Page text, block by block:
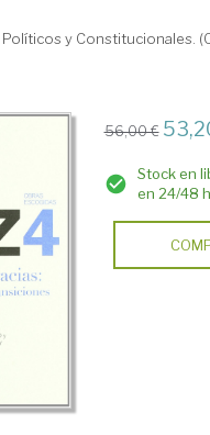
y Constitucionales.
56,00 €
Stock en
en 24/48